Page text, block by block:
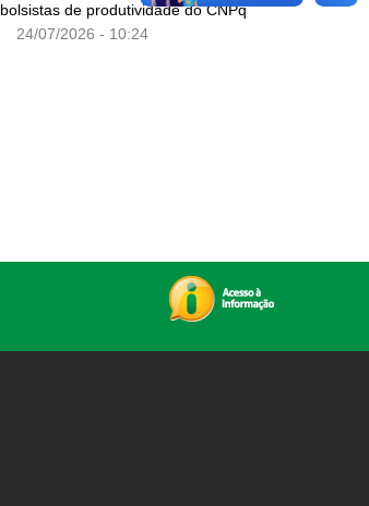
bolsistas de produtividade do CNPq
24/07/2026 - 10:24